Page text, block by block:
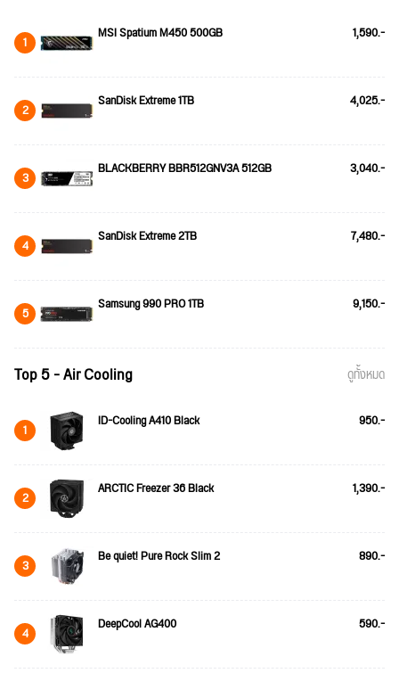
1 MSI Spatium M450 500GB 1,590.-
2 SanDisk Extreme 1TB 4,025.-
3 BLACKBERRY BBR512GNV3A 512GB 3,040.-
4 SanDisk Extreme 2TB 7,480.-
5 Samsung 990 PRO 1TB 9,150.-
Top 5 - Air Cooling ดูทั้งหมด
1 ID-Cooling A410 Black 950.-
2 ARCTIC Freezer 36 Black 1,390.-
3 Be quiet! Pure Rock Slim 2 890.-
4 DeepCool AG400 590.-